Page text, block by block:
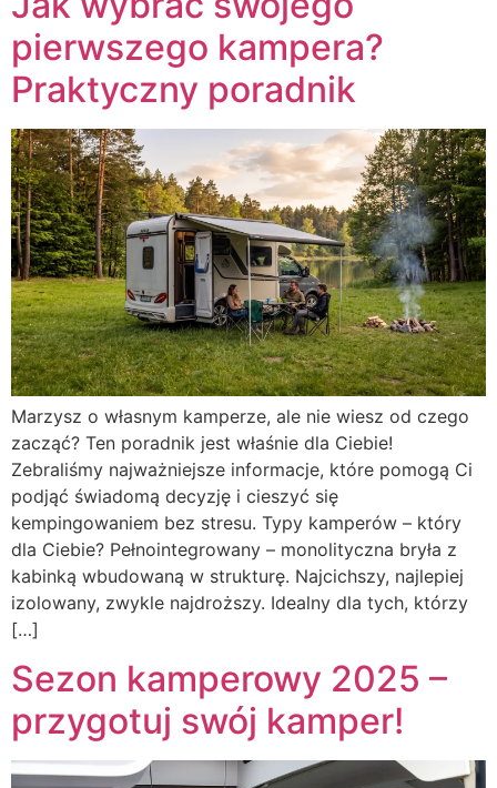
pierwszego kampera?
Praktyczny poradnik
Marzysz o własnym kamperze, ale nie wiesz od czego
zacząć? Ten poradnik jest właśnie dla Ciebie!
Zebraliśmy najważniejsze informacje, które pomogą Ci
podjąć świadomą decyzję i cieszyć się
kempingowaniem bez stresu. Typy kamperów – który
dla Ciebie? Pełnointegrowany – monolityczna bryła z
kabinką wbudowaną w strukturę. Najcichszy, najlepiej
izolowany, zwykle najdroższy. Idealny dla tych, którzy
[…]
Sezon kamperowy 2025 –
przygotuj swój kamper!